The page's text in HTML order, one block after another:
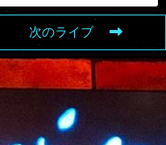
次のライブ